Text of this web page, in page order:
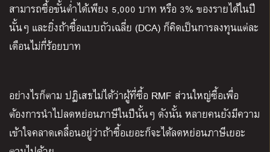
สามารถซื้อขั้นต่ำได้เพียง 5,000 บาท หรือ 3% ของรายได้ในปี
นั้นๆ และยิ่งถ้าซื้อแบบถัวเฉลี่ย (DCA) ก็คิดเป็นการลงทุนแต่ละ
เดือนไม่กี่ร้อยบาท
อย่างไรก็ตาม ปฏิเสธไม่ได้ว่าผู้ที่ซื้อ RMF ส่วนใหญ่ซื้อเพื่อ
ต้องการนำไปลดหย่อนภาษีในปีนั้นๆ ดังนั้น หลายคนยังมีความ
เข้าใจคลาดเคลื่อนอยู่ว่าถ้าซื้อเยอะก็จะได้ลดหย่อนภาษีเยอะ